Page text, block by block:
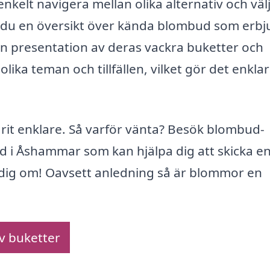
navigera mellan olika alternativ och
en översikt över kända blombud som
presentation av deras vackra buketter och
teman och tillfällen, vilket gör det
enklare. Så varför vänta? Besök blombud-
i Åshammar som kan hjälpa dig att skicka
om! Oavsett anledning så är blommor en
buketter